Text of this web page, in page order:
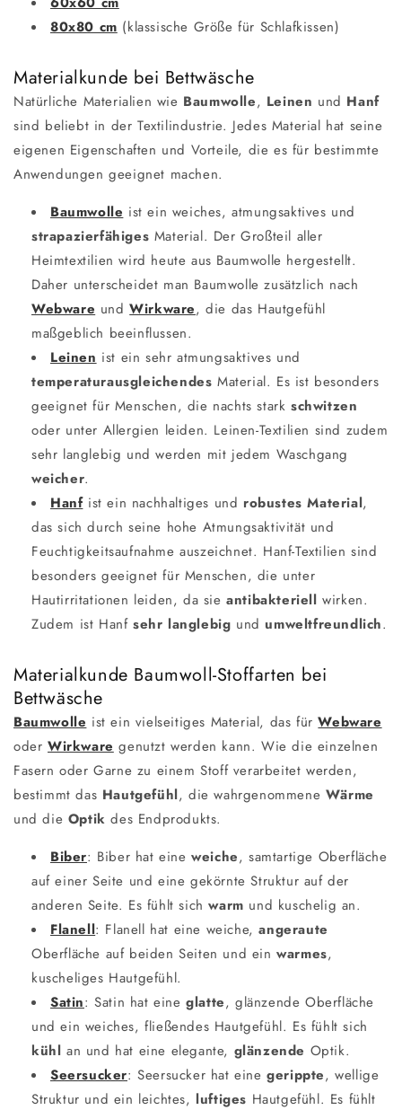
80x80 cm (klassische Größe für Schlafkissen)
Materialkunde bei Bettwäsche
Natürliche Materialien wie Baumwolle, Leinen und Hanf
sind beliebt in der Textilindustrie. Jedes Material hat seine
eigenen Eigenschaften und Vorteile, die es für bestimmte
Anwendungen geeignet machen.
Baumwolle ist ein weiches, atmungsaktives und
strapazierfähiges Material. Der Großteil aller
Heimtextilien wird heute aus Baumwolle hergestellt.
Daher unterscheidet man Baumwolle zusätzlich nach
Webware undWirkware, die das Hautgefühl
maßgeblich beeinflussen.
Leinen ist ein sehr atmungsaktives und
temperaturausgleichendes Material. Es ist besonders
geeignet für Menschen, die nachts starkschwitzen
oder unter Allergien leiden. Leinen-Textilien sind zudem
sehr langlebig und werden mit jedem Waschgang
weicher.
Hanfist ein nachhaltiges und robustes Material,
das sich durch seine hohe Atmungsaktivität und
Feuchtigkeitsaufnahme auszeichnet. Hanf-Textilien sind
besonders geeignet für Menschen, die unter
Hautirritationen leiden, da sieantibakteriell wirken.
Zudem ist Hanf sehr langlebig und umweltfreundlich.
Materialkunde Baumwoll-Stoffarten bei
Bettwäsche
Baumwolle ist ein vielseitiges Material, das fürWebware
oder Wirkware genutzt werden kann. Wie die einzelnen
Fasern oder Garne zu einem Stoff verarbeitet werden,
bestimmt das Hautgefühl, die wahrgenommene Wärme
und die Optik des Endprodukts.
Biber: Biber hat eineweiche, samtartige Oberfläche
auf einer Seite und eine gekörnte Struktur auf der
anderen Seite. Es fühlt sichwarm und kuschelig an.
Flanell: Flanell hat eine weiche,angeraute
Oberfläche auf beiden Seiten und einwarmes,
kuscheliges Hautgefühl.
Satin: Satin hat eineglatte, glänzende Oberfläche
und ein weiches, fließendes Hautgefühl. Es fühlt sich
kühl an und hat eine elegante, glänzende Optik.
Seersucker: Seersucker hat einegerippte, wellige
Struktur und ein leichtes, luftiges Hautgefühl. Es fühlt